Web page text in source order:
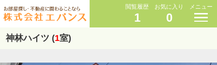
閲覧履歴
1
お気に入り
0
メニュー
神林ハイツ (1室)